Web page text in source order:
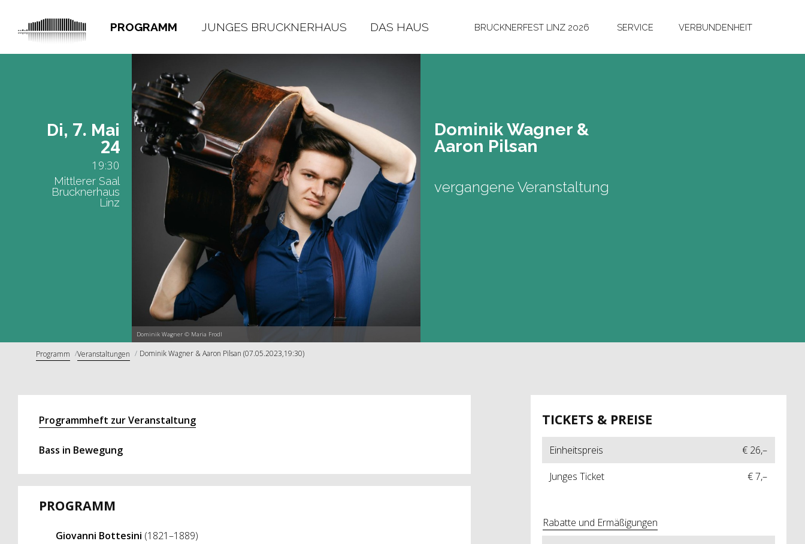
PROGRAMM JUNGES BRUCKNERHAUS DAS HAUS BRUCKNERFEST LINZ 2026 SERVICE VERBUNDENHEIT
Dominik Wagner © Maria Frodl
Di, 7. Mai
24
19:30
Mittlerer Saal
Brucknerhaus
Linz
Do­mi­nik Wag­ner &
Aaron Pil­san
vergangene Veranstaltung
Programm Veranstaltungen Dominik Wagner & Aaron Pilsan (07.05.2023,19:30)
Programmheft zur Veranstaltung
Bass in Bewegung
PROGRAMM
Giovanni Bottesini (1821–1889)
TICKETS & PREISE
Einheitspreis
€ 26,–
Junges Ticket
€ 7,–
Rabatte und Ermäßigungen